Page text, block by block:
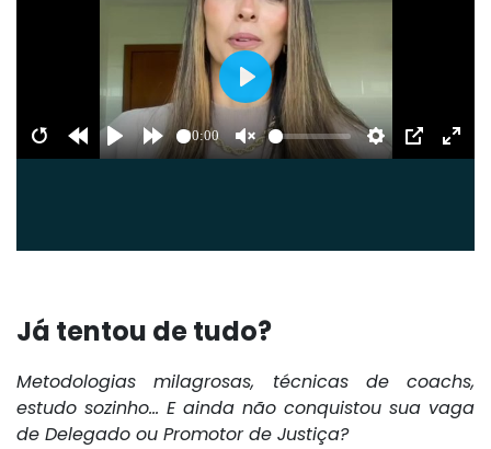
Já tentou de tudo?
Metodologias milagrosas, técnicas de coachs,
estudo sozinho... E ainda não conquistou sua vaga
de Delegado ou Promotor de Justiça?